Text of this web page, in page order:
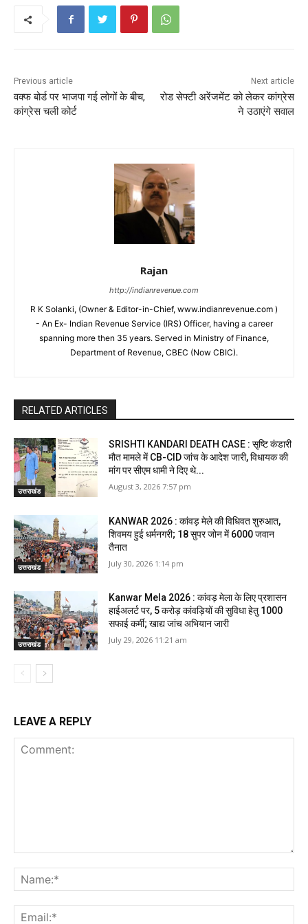
Previous article
वक्फ बोर्ड पर भाजपा गई लोगों के बीच,
कांग्रेस चली कोर्ट
Next article
रोड सेफ्टी अरेंजमेंट को लेकर कांग्रेस
ने उठाएंगे सवाल
Rajan
http://indianrevenue.com
R K Solanki, (Owner & Editor-in-Chief, www.indianrevenue.com )
- An Ex- Indian Revenue Service (IRS) Officer, having a career
spanning more then 35 years. Served in Ministry of Finance,
Department of Revenue, CBEC (Now CBIC).
RELATED ARTICLES
उत्तराखंड
SRISHTI KANDARI DEATH CASE : सृष्टि कंडारी
मौत मामले में CB-CID जांच के आदेश जारी, विधायक की
मांग पर सीएम धामी ने दिए थे...
August 3, 2026 7:57 pm
उत्तराखंड
KANWAR 2026 : कांवड़ मेले की विधिवत शुरुआत,
शिवमय हुई धर्मनगरी; 18 सुपर जोन में 6000 जवान
तैनात
July 30, 2026 1:14 pm
उत्तराखंड
Kanwar Mela 2026 : कांवड़ मेला के लिए प्रशासन
हाईअलर्ट पर, 5 करोड़ कांवड़ियों की सुविधा हेतु 1000
सफाई कर्मी; खाद्य जांच अभियान जारी
July 29, 2026 11:21 am
LEAVE A REPLY